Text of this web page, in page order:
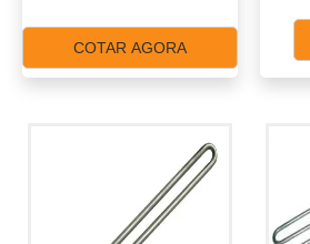
COTAR AGORA